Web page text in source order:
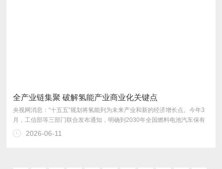
全产业链集聚 破解氢能产业商业化关键点
2026-06-11